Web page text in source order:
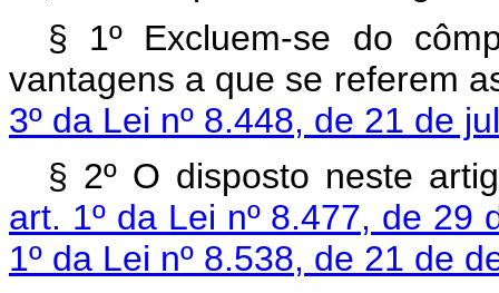
§ 1º Excluem-se do
vantagens a que se referem
3º da Lei nº 8.448, de 21 de
§ 2º O disposto neste
art. 1º da Lei nº 8.477, de 29
1º da Lei nº 8.538, de 21 de